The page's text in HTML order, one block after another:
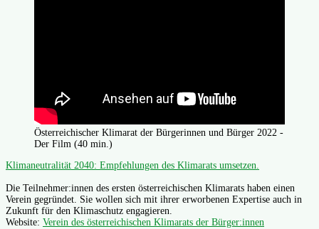
Österreichischer Klimarat der Bürgerinnen und Bürger 2022 -
Der Film (40 min.)
Klimaneutralität 2040: Empfehlungen des Klimarats umsetzen.
Die Teilnehmer:innen des ersten österreichischen Klimarats haben einen
Verein gegründet. Sie wollen sich mit ihrer erworbenen Expertise auch in
Zukunft für den Klimaschutz engagieren.
Website: Verein des österreichischen Klimarats der Bürger:innen